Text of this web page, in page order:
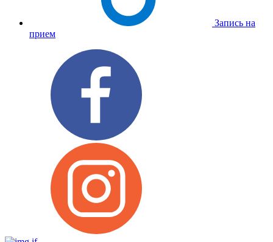
Запись на
прием